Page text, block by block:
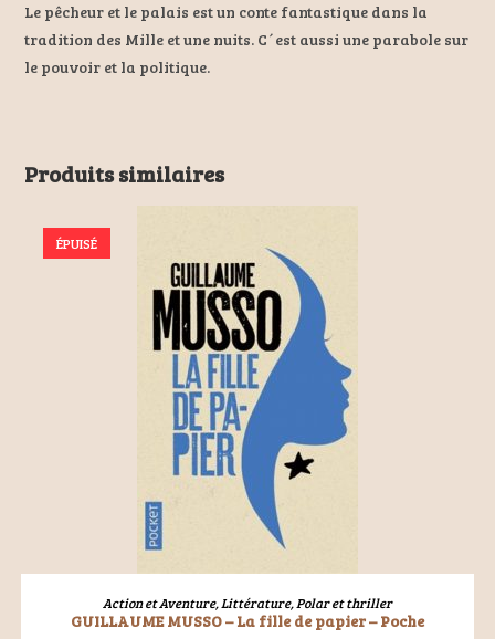
Le pêcheur et le palais est un conte fantastique dans la
tradition des Mille et une nuits. C´est aussi une parabole sur
le pouvoir et la politique.
Produits similaires
ÉPUISÉ
LIRE LA SUITE
Action et Aventure,Littérature,Polar et thriller
GUILLAUME MUSSO – La fille de papier – Poche